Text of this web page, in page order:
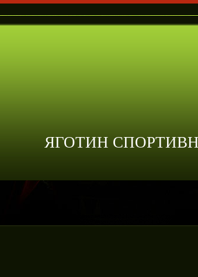
ЯГОТИН